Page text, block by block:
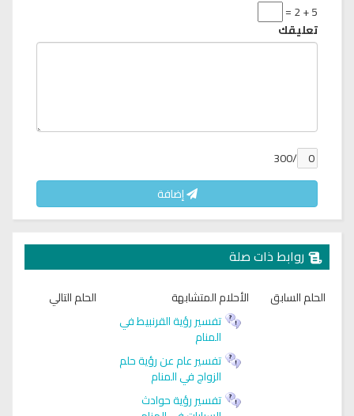
5 + 2 =
تعليقك
/300
إضافة
روابط ذات صلة
الحلم السابق
الأحلام المتشابهة
تفسير رؤية القرنبيط في
المنام
تفسير عام عن رؤية حلم
الزواج في المنام
تفسير رؤية حوادث
الحلم التالي